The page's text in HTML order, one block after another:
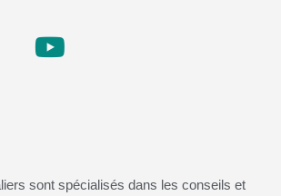
sont spécialisés dans les conseils et